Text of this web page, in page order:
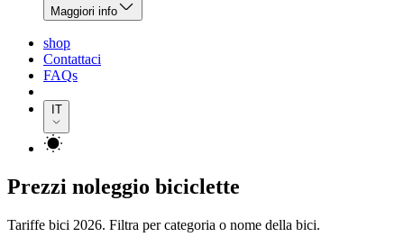
Maggiori info
shop
Contattaci
FAQs
IT
Prezzi noleggio biciclette
Tariffe bici 2026. Filtra per categoria o nome della bici.